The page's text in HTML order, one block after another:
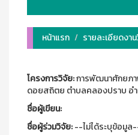
หน้าแรก
รายละเอียดง
โครงการวิจัย:การพัฒนาศักยภ
ดอยสถิตย ตำบลคลองปราบ อำ
ชื่อผู้เขียน:
ชื่อผู้ร่วมวิจัย:--ไม่ได้ระบุข้อมูล